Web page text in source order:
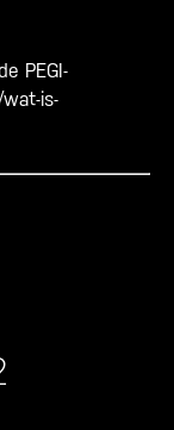
PEGI-
is-